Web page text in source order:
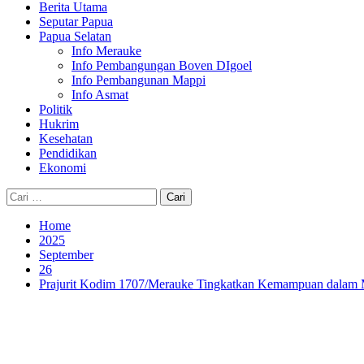
Berita Utama
Seputar Papua
Papua Selatan
Info Merauke
Info Pembangungan Boven DIgoel
Info Pembangunan Mappi
Info Asmat
Politik
Hukrim
Kesehatan
Pendidikan
Ekonomi
Cari
untuk:
Home
2025
September
26
Prajurit Kodim 1707/Merauke Tingkatkan Kemampuan dalam